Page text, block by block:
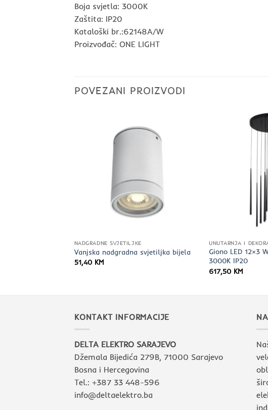
Boja svjetla: 3000K
Zaštita: IP20
Kataloški br.:62148A/W
Proizvođač: ONE LIGHT
POVEZANI PROIZVODI
NADGRADNE SVJETILJKE
Vanjska nadgradna svjetiljka bijela
51,40 KM
UNUTARNJA I
Giono LED 12×3
3000K IP20
617,50 KM
KONTAKT INFORMACIJE
DELTA ELEKTRO SARAJEVO
Džemala Bijedića 279B, 71000 Sarajevo
Bosna i Hercegovina
Tel.: +387 33 448-596
info@deltaelektro.ba